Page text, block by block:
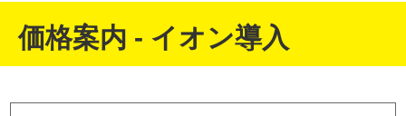
価格案内 - イオン導入